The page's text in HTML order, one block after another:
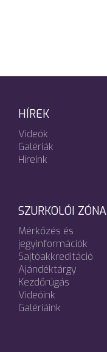
HÍREK
Videók
Galériák
Híreink
SZURKOLÓI ZÓNA
Mérkőzés és
jegyinformációk
Sajtóakkreditáció
Ajándéktárgy
Kezdőrúgás
Videóink
Galériáink